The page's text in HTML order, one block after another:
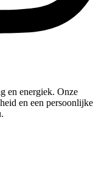
en energiek. Onze
en een persoonlijke